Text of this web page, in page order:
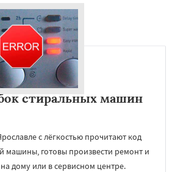
стиральных машин
с лёгкостью прочитают код
машины, готовы произвести ремонт и
дому или в сервисном центре.